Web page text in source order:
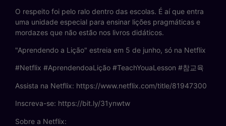
O respeito foi pelo ralo dentro das escolas. É aí que entra
uma unidade especial para ensinar lições pragmáticas e
mordazes que não estão nos livros didáticos.
"Aprendendo a Lição" estreia em 5 de junho, só na Netflix
#Netflix #AprendendoaLição #TeachYouaLesson #참교육
Assista na Netflix: https://www.netflix.com/title/81947300
Inscreva-se: https://bit.ly/31ynwtw
Sobre a Netflix: